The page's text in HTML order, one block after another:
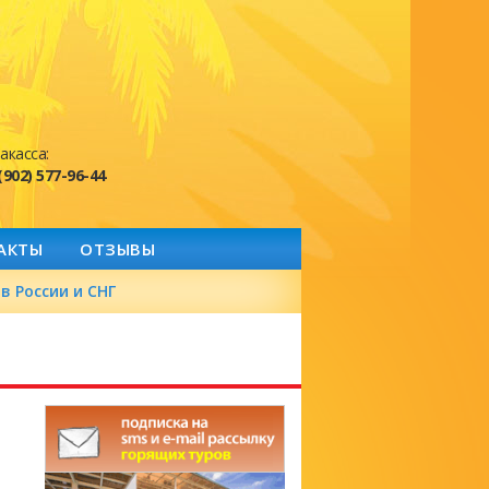
577-96-44
ОТЗЫВЫ
России и СНГ